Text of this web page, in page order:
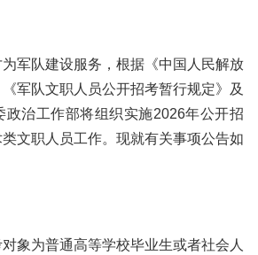
军队建设服务，根据《中国人民解放
军队文职人员公开招考暂行规定》及
政治工作部将组织实施2026年公开招
文职人员工作。现就有关事项公告如
象为普通高等学校毕业生或者社会人